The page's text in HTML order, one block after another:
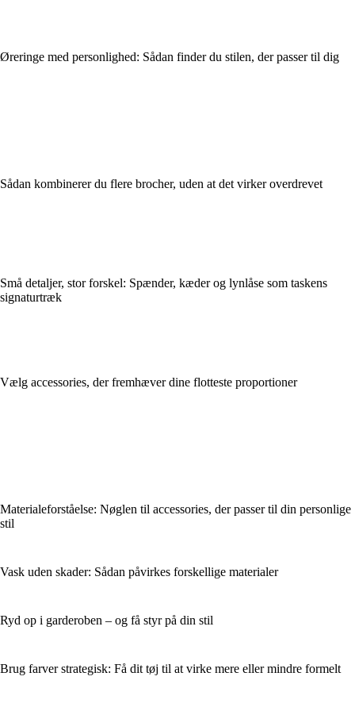
Øreringe med personlighed: Sådan finder du stilen, der passer til dig
Sådan kombinerer du flere brocher, uden at det virker overdrevet
Små detaljer, stor forskel: Spænder, kæder og lynlåse som taskens
signaturtræk
Vælg accessories, der fremhæver dine flotteste proportioner
Materialeforståelse: Nøglen til accessories, der passer til din personlige
stil
Vask uden skader: Sådan påvirkes forskellige materialer
Ryd op i garderoben – og få styr på din stil
Brug farver strategisk: Få dit tøj til at virke mere eller mindre formelt